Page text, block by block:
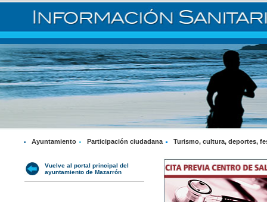
Ayuntamiento Participación ciudadana Turismo, cultura, deportes,
Vuelve al portal principal del
ayuntamiento de Mazarrón